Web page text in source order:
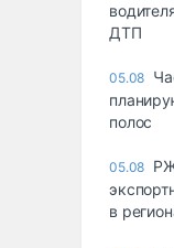
ДТП
05.08
полос
05.08
в